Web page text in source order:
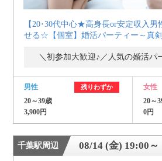
【20･30代中心★高身長or安定収入
せる☆【個室】婚活パーティー～真
＼初参加大歓迎♪／人気の婚活パ
男性 残りわずか
20～39歳
3,900円
女性
20～
0円
千葉駅周辺 08/14 (金) 19:00～